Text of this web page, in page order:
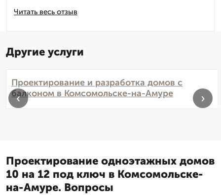
Читать весь отзыв
Другие услуги
Проектирование и разработка домов с
балконом в Комсомольске-на-Амуре
‹ ›
Проектирование одноэтажных домов
10 на 12 под ключ в Комсомольске-
на-Амуре. Вопросы